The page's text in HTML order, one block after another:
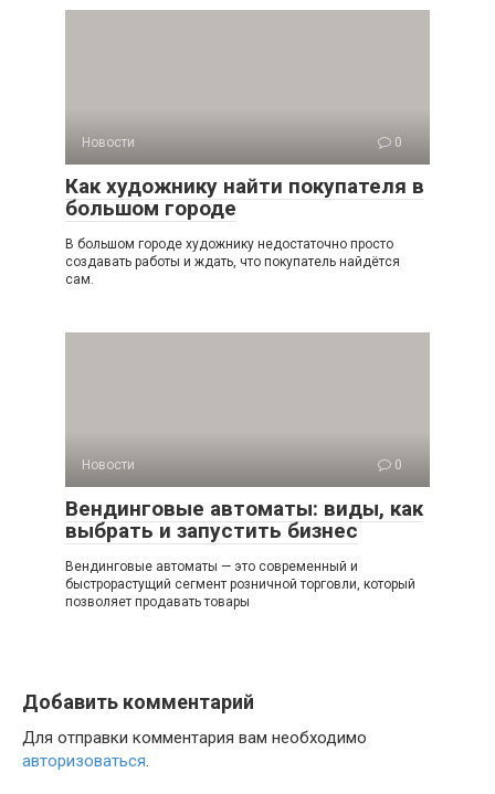
Новости 0
Как художнику найти покупателя в
большом городе
В большом городе художнику недостаточно просто
создавать работы и ждать, что покупатель найдётся
сам.
Новости 0
Вендинговые автоматы: виды, как
выбрать и запустить бизнес
Вендинговые автоматы — это современный и
быстрорастущий сегмент розничной торговли, который
позволяет продавать товары
Добавить комментарий
Для отправки комментария вам необходимо
авторизоваться.